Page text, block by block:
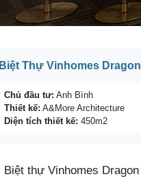
Biệt Thự Vinhomes
Chủ đầu tư: Anh Bình
Thiết kế: A&More Architecture
Diện tích thiết kế: 450m2
Biệt thự Vinhomes